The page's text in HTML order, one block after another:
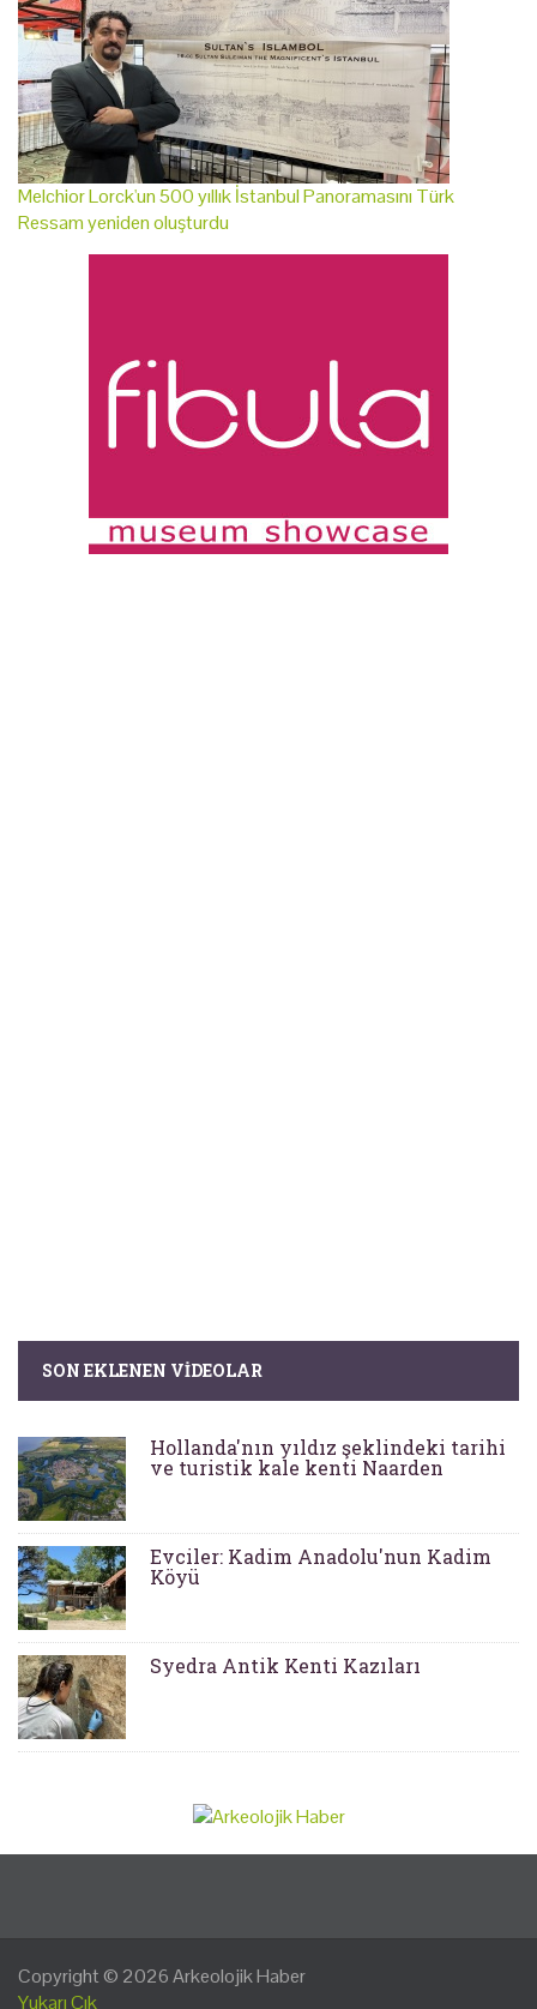
Melchior Lorck'un 500 yıllık İstanbul Panoramasını Türk
Ressam yeniden oluşturdu
SON EKLENEN VIDEOLAR
Hollanda'nın yıldız şeklindeki tarihi
ve turistik kale kenti Naarden
Evciler: Kadim Anadolu'nun Kadim
Köyü
Syedra Antik Kenti Kazıları
Copyright © 2026Arkeolojik Haber
Yukarı Çık